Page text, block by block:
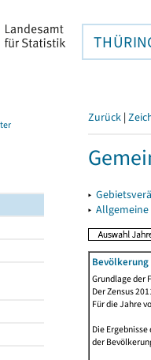
Zurück |
▸
▸
Grundlage der
Der Zensus
Für die Jahre
Die
der